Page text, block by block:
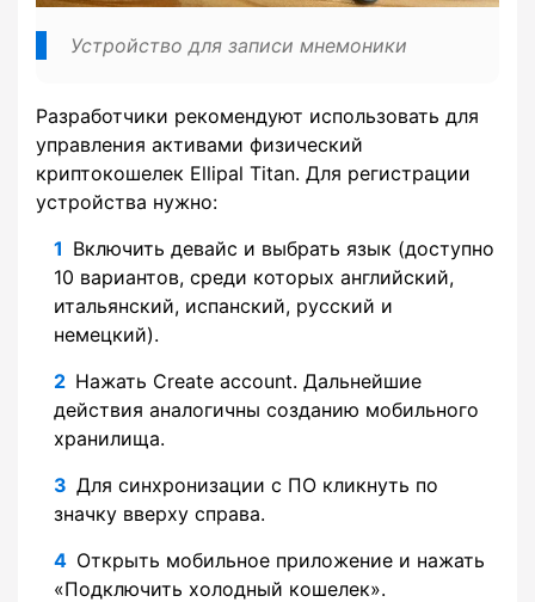
Устройство для записи мнемоники
Разработчики рекомендуют использовать для
управления активами физический
криптокошелек Ellipal Titan. Для регистрации
устройства нужно:
Включить девайс и выбрать язык (доступно
10 вариантов, среди которых английский,
итальянский, испанский, русский и
немецкий).
Нажать Create account. Дальнейшие
действия аналогичны созданию мобильного
хранилища.
Для синхронизации с ПО кликнуть по
значку вверху справа.
Открыть мобильное приложение и нажать
«Подключить холодный кошелек».